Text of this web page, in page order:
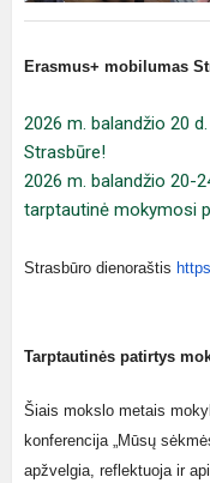
Erasmus+ mobilumas
2026 m. balandžio 20
Strasbūre!
2026 m. balandžio 20-
tarptautinė mokymosi
Strasbūro dienoraštis
Tarptautinės patirtys
Šiais mokslo metais
konferencija „Mūsų
apžvelgia, reflektuoja ir